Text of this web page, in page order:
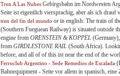
Tren A Las Nubes Gebirgsbahn im Nordwesten
Seite ist eigentlich viersprachig, aber als ich drauf
tren del fin del mundo or in english: The train of
(Southern Fueguean Railway) is situated outside
engine from ORENSTEIN & KOPPEL
from GIRDLESTONE RAIL (South Africa).
before, and all of of this ist near the end of the
Ferroclub Argentino - Sede Remedios de Escalada
Bahnequipment - Seite vor allem in spanisch, eine